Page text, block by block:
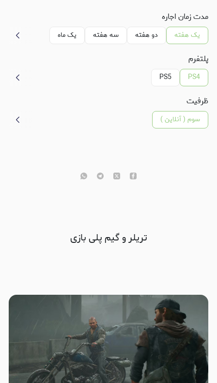
مدت زمان اجاره
یک هفته دو هفته سه هفته یک ماه
پلتفرم
PS4
PS5
ظرفیت
سوم ( آنلاین )
تریلر و گیم پلی بازی